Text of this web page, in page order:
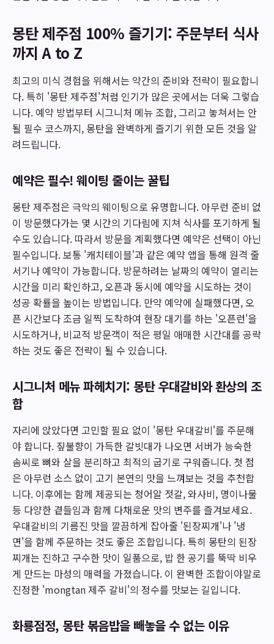
몽탄 제주점 100% 즐기기: 주문부터 식사
까지 A to Z
최고의 미식 경험을 위해서는 약간의 준비와 전략이 필요합니
다. 특히 '몽탄 제주점'처럼 인기가 많은 곳에서는 더욱 그렇습
니다. 예약 방법부터 시그니처 메뉴 조합, 그리고 놓쳐서는 안
될 필수 코스까지, 몽탄을 완벽하게 즐기기 위한 모든 것을 알
려드립니다.
예약은 필수! 웨이팅 줄이는 꿀팁
몽탄 제주점은 극악의 웨이팅으로 유명합니다. 아무런 준비 없
이 방문했다가는 몇 시간의 기다림에 지쳐 식사를 포기하게 될
수도 있습니다. 따라서 방문을 계획했다면 예약은 선택이 아닌
필수입니다. 보통 '캐치테이블'과 같은 예약 앱을 통해 원격 줄
서기나 예약이 가능합니다. 방문하려는 날짜의 예약이 열리는
시간을 미리 확인하고, 오픈과 동시에 예약을 시도하는 것이
성공 확률을 높이는 방법입니다. 만약 예약에 실패했다면, 오
픈 시간보다 조금 일찍 도착하여 현장 대기를 하는 '오픈런'을
시도하거나, 비교적 방문객이 적은 평일 애매한 시간대를 공략
하는 것도 좋은 전략이 될 수 있습니다.
시그니처 메뉴 파헤치기: 몽탄 우대갈비와 환상의 조
합
자리에 앉았다면 고민할 필요 없이 '몽탄 우대갈비'를 주문해
야 합니다. 짚불향이 가득한 갈빗대가 나오면 서버가 능숙한
솜씨로 뼈와 살을 분리하고 최적의 굽기로 구워줍니다. 첫 점
은 아무런 소스 없이 고기 본연의 맛을 느껴보는 것을 추천합
니다. 이후에는 함께 제공되는 청어알 젓갈, 와사비, 명이나물
등 다양한 곁들임과 함께 다채로운 맛의 변주를 즐겨보세요.
우대갈비의 기름진 맛을 깔끔하게 잡아줄 '된장찌개'나 '냉
면'을 함께 주문하는 것도 좋은 조합입니다. 특히 몽탄의 된장
찌개는 진하고 구수한 맛이 일품으로, 밥 한 공기를 뚝딱 비우
게 만드는 마성의 매력을 가졌습니다. 이 완벽한 조합이야말로
진정한 'mongtan 제주 갈비'의 정수를 맛보는 길입니다.
화룡점정, 몽탄 볶음밥을 빼놓을 수 없는 이유